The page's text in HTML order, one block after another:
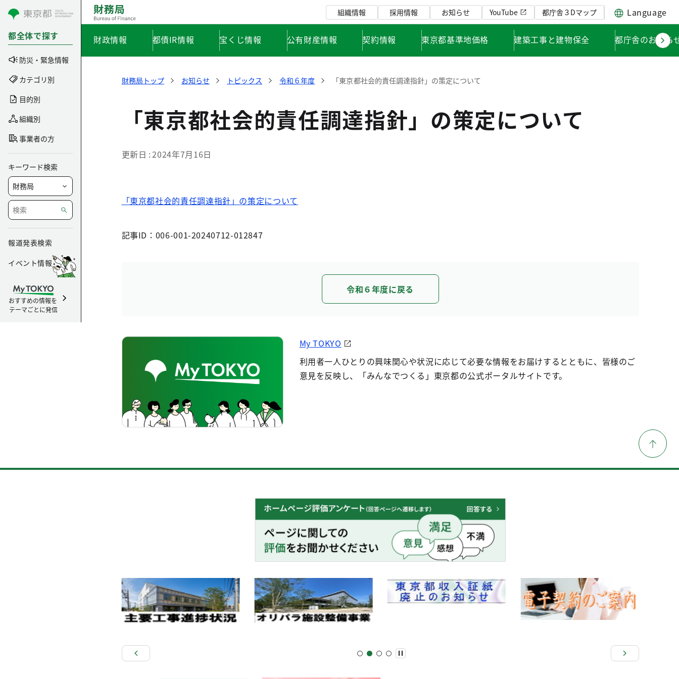
コンテンツにスキップ
都全体で探す
防災・緊急情報
カテゴリ別
目的別
組織別
事業者の方
キーワード検索
報道発表検索
イベント情報
おすすめの情報を
テーマごとに発信
組織情報 採用情報 お知らせ YouTube 都庁舎３Dマップ Language
財政情報 都債IR情報 宝くじ情報 公有財産情報 契約情報 東京都基準地価格 建築工事と建物保全 都庁舎のお知ら
財務局トップ お知らせ トピックス 令和６年度 「東京都社会的責任調達指針」の策定について
「東京都社会的責任調達指針」の策定について
更新日 2024年7月16日
「東京都社会的責任調達指針」の策定について
記事ID：006-001-20240712-012847
令和６年度に戻る
My TOKYO
利用者一人ひとりの興味関心や状況に応じて必要な情報をお届けするとともに、皆様のご
意見を反映し、「みんなでつくる」東京都の公式ポータルサイトです。